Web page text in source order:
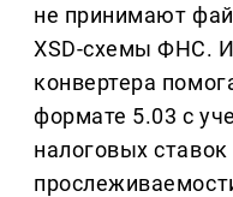
не принимают
XSD-схемы ФНС.
конвертера
формате 5.03 с
налоговых ставок